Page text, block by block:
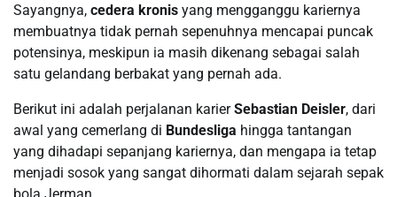
Sayangnya, cedera kronis yang mengganggu kariernya
membuatnya tidak pernah sepenuhnya mencapai puncak
potensinya, meskipun ia masih dikenang sebagai salah
satu gelandang berbakat yang pernah ada.
Berikut ini adalah perjalanan karierSebastian Deisler, dari
awal yang cemerlang di Bundesliga hingga tantangan
yang dihadapi sepanjang kariernya, dan mengapa ia tetap
menjadi sosok yang sangat dihormati dalam sejarah sepak